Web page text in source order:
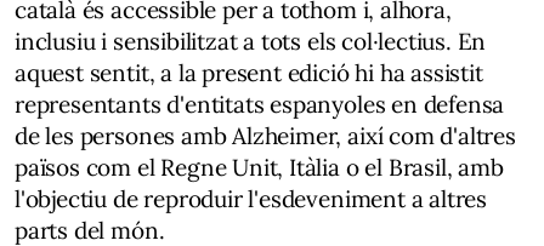
català és accessible per a tothom i, alhora,
inclusiu i sensibilitzat a tots els col·lectius. En
aquest sentit, a la present edició hi ha assistit
representants d'entitats espanyoles en defensa
de les persones amb Alzheimer, així com d'altres
països com el Regne Unit, Itàlia o el Brasil, amb
l'objectiu de reproduir l'esdeveniment a altres
parts del món.